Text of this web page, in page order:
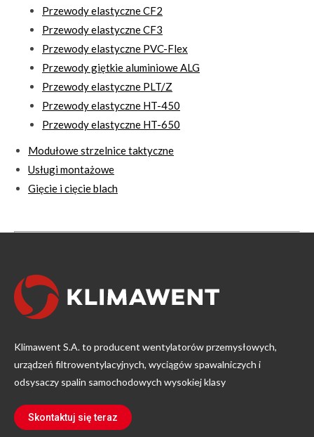
Przewody elastyczne CF2
Przewody elastyczne CF3
Przewody elastyczne PVC-Flex
Przewody giętkie aluminiowe ALG
Przewody elastyczne PLT/Z
Przewody elastyczne HT-450
Przewody elastyczne HT-650
Modułowe strzelnice taktyczne
Usługi montażowe
Gięcie i cięcie blach
Klimawent S.A. to producent wentylatorów przemysłowych,
urządzeń filtrowentylacyjnych, wyciągów spawalniczych i
odsysaczy spalin samochodowych wysokiej klasy
Skontaktuj się teraz